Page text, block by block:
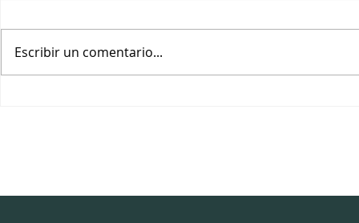
Escribir un comentario...